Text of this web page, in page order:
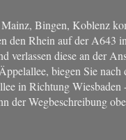
Bingen, Koblenz
den Rhein auf der A643
verlassen diese an der
biegen Sie
in Richtung Wiesbaden
der Wegbeschreibung